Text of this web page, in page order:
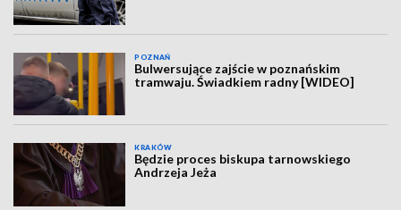
POZNAŃ
Bulwersujące zajście w poznańskim
tramwaju. Świadkiem radny [WIDEO]
KRAKÓW
Będzie proces biskupa tarnowskiego
Andrzeja Jeża